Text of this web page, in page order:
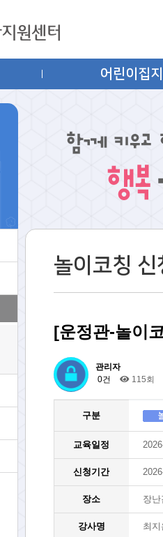
어린이집
놀이코칭 신
[운정관-놀이
관리자
0건
115회
구분
교육일정
신청기간
장소 장
강사명 최지